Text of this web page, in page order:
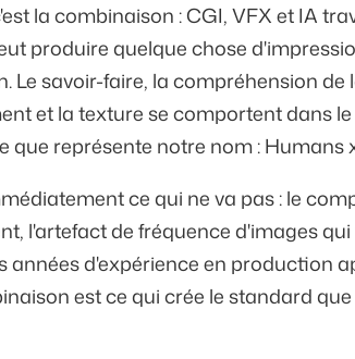
la combinaison : CGI, VFX et IA
produire quelque chose
Le savoir-faire, la compréhension de
et la texture se comportent dans
que représente notre nom : Humans
ce qui ne va pas : le
l'artefact de fréquence d'images
années d'expérience en production
est ce qui crée le standard